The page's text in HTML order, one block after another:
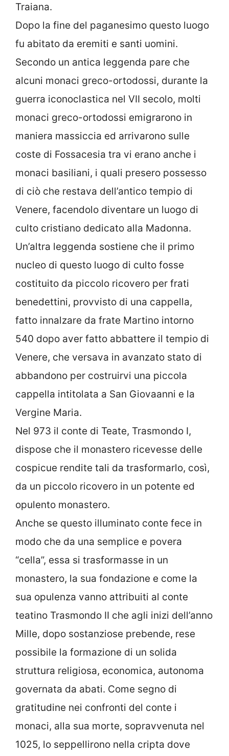
Traiana.
Dopo la fine del paganesimo questo luogo
fu abitato da eremiti e santi uomini.
Secondo un antica leggenda pare che
alcuni monaci greco-ortodossi, durante la
guerra iconoclastica nel VII secolo, molti
monaci greco-ortodossi emigrarono in
maniera massiccia ed arrivarono sulle
coste di Fossacesia tra vi erano anche i
monaci basiliani, i quali presero possesso
di ciò che restava dell’antico tempio di
Venere, facendolo diventare un luogo di
culto cristiano dedicato alla Madonna.
Un’altra leggenda sostiene che il primo
nucleo di questo luogo di culto fosse
costituito da piccolo ricovero per frati
benedettini, provvisto di una cappella,
fatto innalzare da frate Martino intorno
540 dopo aver fatto abbattere il tempio di
Venere, che versava in avanzato stato di
abbandono per costruirvi una piccola
cappella intitolata a San Giovaanni e la
Vergine Maria.
Nel 973 il conte di Teate, Trasmondo I,
dispose che il monastero ricevesse delle
cospicue rendite tali da trasformarlo, così,
da un piccolo ricovero in un potente ed
opulento monastero.
Anche se questo illuminato conte fece in
modo che da una semplice e povera
“cella”, essa si trasformasse in un
monastero, la sua fondazione e come la
sua opulenza vanno attribuiti al conte
teatino Trasmondo II che agli inizi dell’anno
Mille, dopo sostanziose prebende, rese
possibile la formazione di un solida
struttura religiosa, economica, autonoma
governata da abati. Come segno di
gratitudine nei confronti del conte i
monaci, alla sua morte, sopravvenuta nel
1025, lo seppellirono nella cripta dove